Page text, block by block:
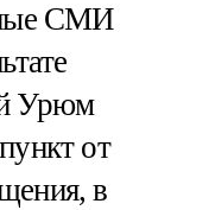
СМИ
Урюм
от
в